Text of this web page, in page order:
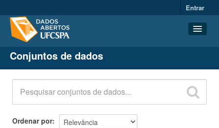
Entrar
Conjuntos de dados
Organizações
Grupos
Sobre
Conjuntos de dados
Ordenar por